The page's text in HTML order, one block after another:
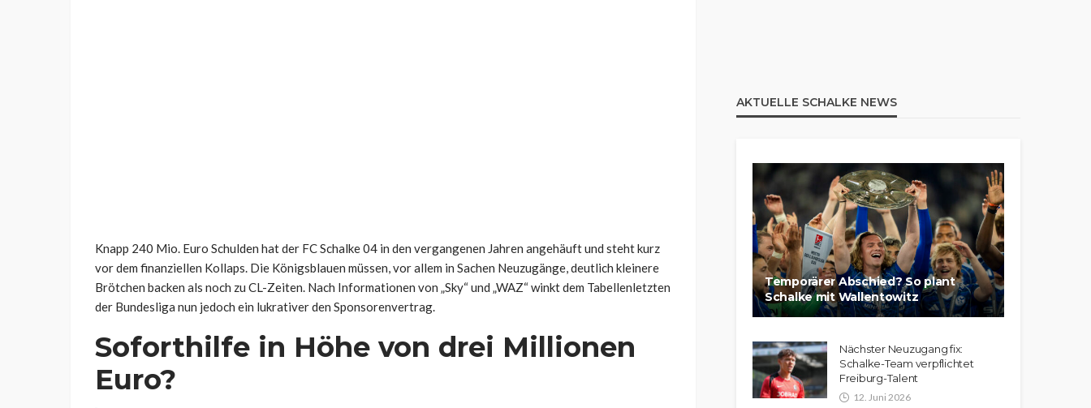
Knapp 240 Mio. Euro Schulden hat der FC Schalke 04 in den vergangenen Jahren angehäuft und steht kurz
vor dem finanziellen Kollaps. Die Königsblauen müssen, vor allem in Sachen Neuzugänge, deutlich kleinere
Brötchen backen als noch zu CL-Zeiten. Nach Informationen von „Sky“ und „WAZ“ winkt dem Tabellenletzten
der Bundesliga nun jedoch ein lukrativer den Sponsorenvertrag.
Soforthilfe in Höhe von drei Millionen
Euro?
AKTUELLE SCHALKE NEWS
Temporärer Abschied? So plant
Schalke mit Wallentowitz
Nächster Neuzugang fix:
Schalke-Team verpflichtet
Freiburg-Talent
12. Juni 2026